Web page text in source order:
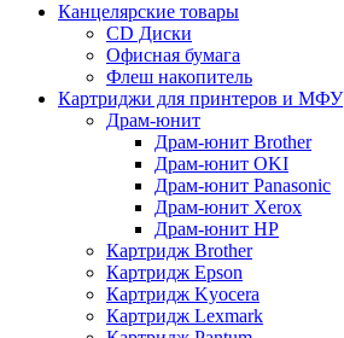
Канцелярские товары
CD Диски
Офисная бумага
Флеш накопитель
Картриджи для принтеров и МФУ
Драм-юнит
Драм-юнит Brother
Драм-юнит OKI
Драм-юнит Panasonic
Драм-юнит Xerox
Драм-юнит НР
Картридж Brother
Картридж Epson
Картридж Kyocera
Картридж Lexmark